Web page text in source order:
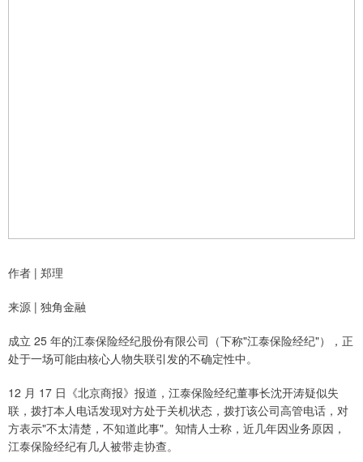
作者 | 郑理
来源 | 独角金融
成立 25 年的江泰保险经纪股份有限公司（下称"江泰保险经纪"），正
处于一场可能由核心人物失联引发的不确定性中。
12 月 17 日《北京商报》报道，江泰保险经纪董事长沈开涛疑似失
联，拨打本人电话发现对方处于关机状态，拨打该公司高管电话，对
方表示"不太清楚，不知道此事"。知情人士称，近几年因业务原因，
江泰保险经纪有几人被带走协查。